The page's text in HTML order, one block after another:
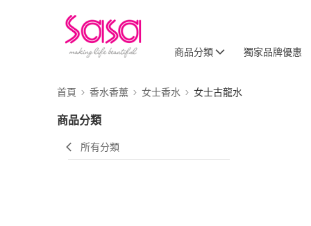
商品分類 獨家品牌優惠
首頁 香水香薰 女士香水 女士古龍水
商品分類
所有分類